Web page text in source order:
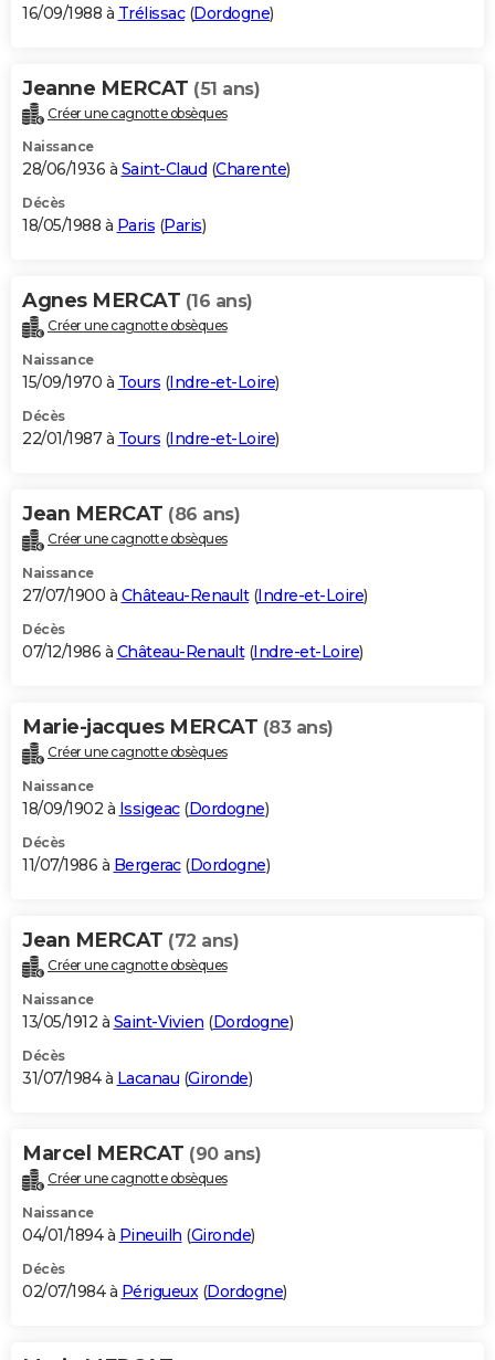
16/09/1988 à Trélissac(Dordogne)
Jeanne MERCAT (51 ans)
Créer une cagnotte obsèques
Naissance
28/06/1936 à Saint-Claud (Charente)
Décès
18/05/1988 à Paris (Paris)
Agnes MERCAT (16 ans)
Créer une cagnotte obsèques
Naissance
15/09/1970 à Tours (Indre-et-Loire)
Décès
22/01/1987 à Tours (Indre-et-Loire)
Jean MERCAT (86 ans)
Créer une cagnotte obsèques
Naissance
27/07/1900 à Château-Renault(Indre-et-Loire)
Décès
07/12/1986 à Château-Renault(Indre-et-Loire)
Marie-jacques MERCAT (83 ans)
Créer une cagnotte obsèques
Naissance
18/09/1902 à Issigeac(Dordogne)
Décès
11/07/1986 à Bergerac(Dordogne)
Jean MERCAT (72 ans)
Créer une cagnotte obsèques
Naissance
13/05/1912 à Saint-Vivien (Dordogne)
Décès
31/07/1984 à Lacanau (Gironde)
Marcel MERCAT (90 ans)
Créer une cagnotte obsèques
Naissance
04/01/1894 à Pineuilh (Gironde)
Décès
02/07/1984 à Périgueux(Dordogne)